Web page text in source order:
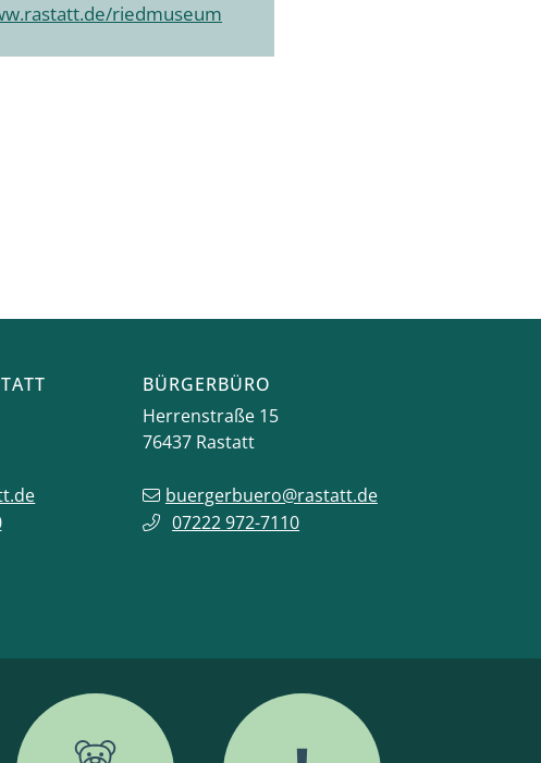
riedmuseum
BÜRGERBÜRO
Herrenstraße 15
76437 Rastatt
buergerbuero@rastatt.de
07222 972-7110